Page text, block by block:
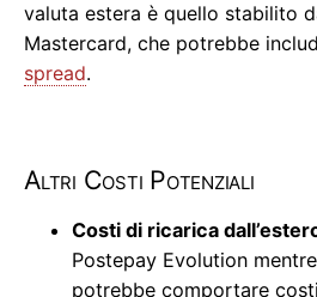
valuta estera è quello stabilito
Mastercard, che potrebbe
spread.
Altri Costi Potenziali
Costi di ricarica
Postepay Evolution
potrebbe comportare